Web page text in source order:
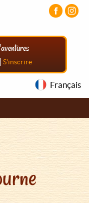
| S'inscrire
Français